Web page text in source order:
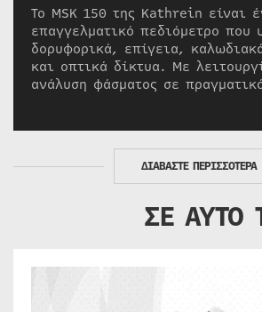
Το MSK 150 της Kathrein είναι
επαγγελματικό πεδιόμετρο που
δορυφορικά, επίγεια,
και οπτικά δίκτυα. Με
ανάλυση φάσματος σε
ΔΙΑΒΑΣΤΕ ΠΕΡΙΣΣΟΤΕΡΑ
ΣΕ ΑΥΤΟ